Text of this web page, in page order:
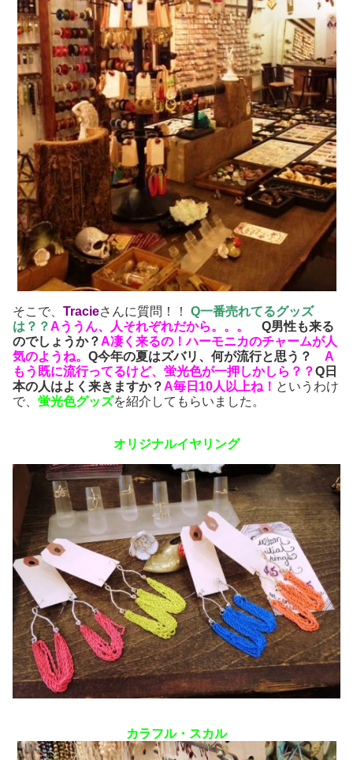
そこで、 Tracieさんに質問！！ Q一番売れてるグッズ
は？？Aううん、人それぞれだから。。。 Q男性も来る
のでしょうか？A凄く来るの！ハーモニカのチャームが人
気のようね。 Q今年の夏はズバリ、何が流行と思う？ A
もう既に流行ってるけど、蛍光色が一押しかしら？？Q日
本の人はよく来きますか？A毎日10人以上ね！ というわけ
で、 蛍光色グッズを紹介してもらいました。
オリジナルイヤリング
カラフル・スカル